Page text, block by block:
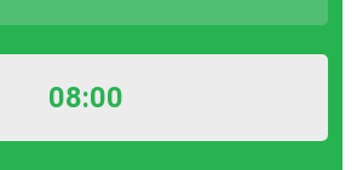
08:00